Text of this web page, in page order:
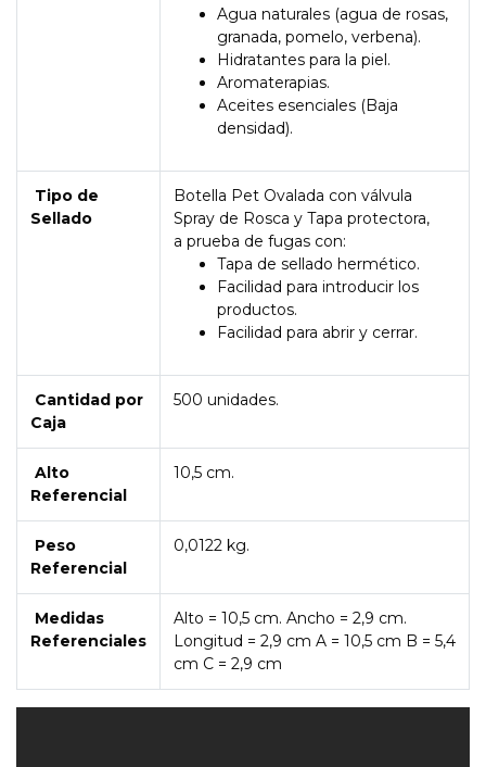
Agua naturales (agua de rosas,
granada, pomelo, verbena).
Hidratantes para la piel.
Aromaterapias.
Aceites esenciales (Baja
densidad).
Tipo de
Sellado
Botella Pet Ovalada con válvula
Spray de Rosca y Tapa protectora,
a prueba de fugas con:
Tapa de sellado hermético.
Facilidad para introducir los
productos.
Facilidad para abrir y cerrar.
Cantidad por
Caja
500 unidades.
Alto
Referencial
10,5 cm.
Peso
Referencial
0,0122 kg.
Medidas
Referenciales
Alto = 10,5 cm. Ancho = 2,9 cm.
Longitud = 2,9 cm A = 10,5 cm B = 5,4
cm C = 2,9 cm